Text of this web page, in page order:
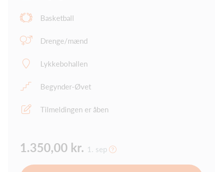
Basketball
Drenge/mænd
Lykkebohallen
Begynder-Øvet
Tilmeldingen er åben
1.350,00 kr. 1. sep